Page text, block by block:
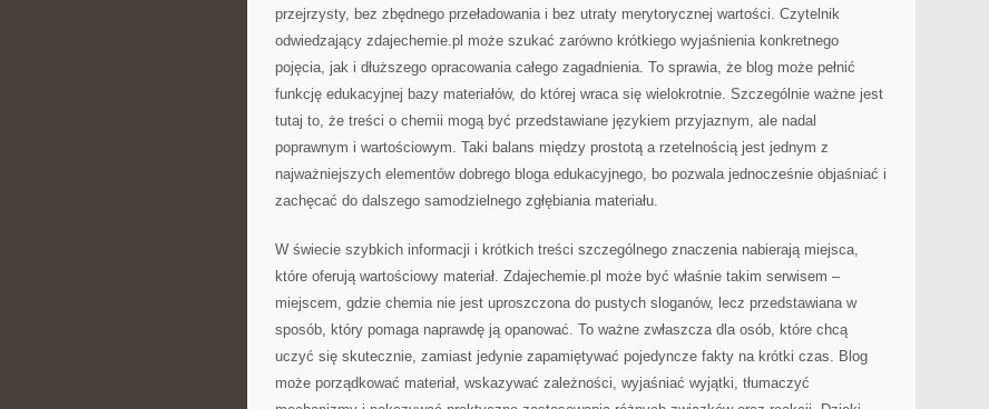
przejrzysty, bez zbędnego przeładowania i bez utraty merytorycznej wartości. Czytelnik
odwiedzający zdajechemie.pl może szukać zarówno krótkiego wyjaśnienia konkretnego
pojęcia, jak i dłuższego opracowania całego zagadnienia. To sprawia, że blog może pełnić
funkcję edukacyjnej bazy materiałów, do której wraca się wielokrotnie. Szczególnie ważne jest
tutaj to, że treści o chemii mogą być przedstawiane językiem przyjaznym, ale nadal
poprawnym i wartościowym. Taki balans między prostotą a rzetelnością jest jednym z
najważniejszych elementów dobrego bloga edukacyjnego, bo pozwala jednocześnie objaśniać i
zachęcać do dalszego samodzielnego zgłębiania materiału.
W świecie szybkich informacji i krótkich treści szczególnego znaczenia nabierają miejsca,
które oferują wartościowy materiał. Zdajechemie.pl może być właśnie takim serwisem –
miejscem, gdzie chemia nie jest uproszczona do pustych sloganów, lecz przedstawiana w
sposób, który pomaga naprawdę ją opanować. To ważne zwłaszcza dla osób, które chcą
uczyć się skutecznie, zamiast jedynie zapamiętywać pojedyncze fakty na krótki czas. Blog
może porządkować materiał, wskazywać zależności, wyjaśniać wyjątki, tłumaczyć